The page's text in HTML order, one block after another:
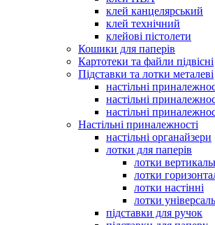
клей канцелярський
клей технічний
клейові пістолети
Кошики для паперів
Картотеки та файли підвісні
Підставки та лотки металеві
настільні
настільні
настільні
Настільні приналежності
настільні органайзери
лотки для паперів
лотки
лотки
лотки настінні
лотки
підставки для ручок